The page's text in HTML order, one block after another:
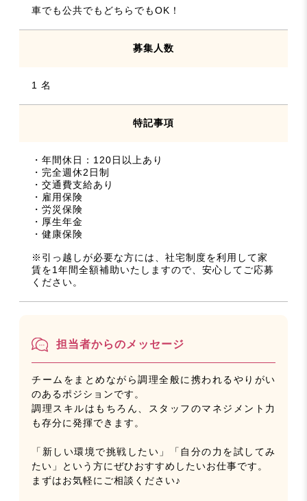
車でも公共でもどちらでもOK！
募集人数
1 名
特記事項
・年間休日：120日以上あり
・完全週休2日制
・交通費支給あり
・雇用保険
・労災保険
・厚生年金
・健康保険
※引っ越しが必要な方には、社宅制度を利用して家
賃を1年間全額補助いたしますので、安心してご応募
ください。
担当者からのメッセージ
チームをまとめながら調理全般に携われるやりがい
のあるポジションです。
調理スキルはもちろん、スタッフのマネジメント力
も存分に発揮できます。
「新しい環境で挑戦したい」「自分の力を試してみ
たい」という方にぜひおすすめしたいお仕事です。
まずはお気軽にご相談ください♪